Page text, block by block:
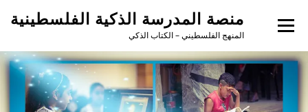
منصة المدرسة الذكية الفلسطينية
المنهج الفلسطيني – الكتاب الذكي
القائمة